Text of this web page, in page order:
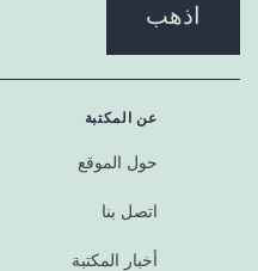
اذهب
عن المكتبة
حول الموقع
اتصل بنا
أخبار المكتبة